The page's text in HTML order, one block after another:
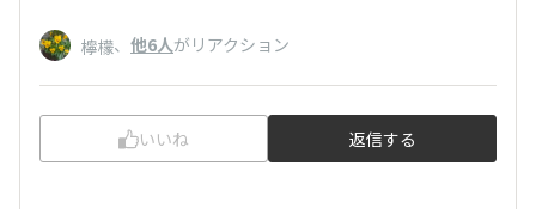
檸檬、 他6人がリアクション
いいね 返信する